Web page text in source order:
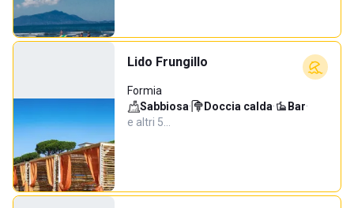
Lido Frungillo
Formia
Sabbiosa· Doccia calda· Bar·
e altri 5…